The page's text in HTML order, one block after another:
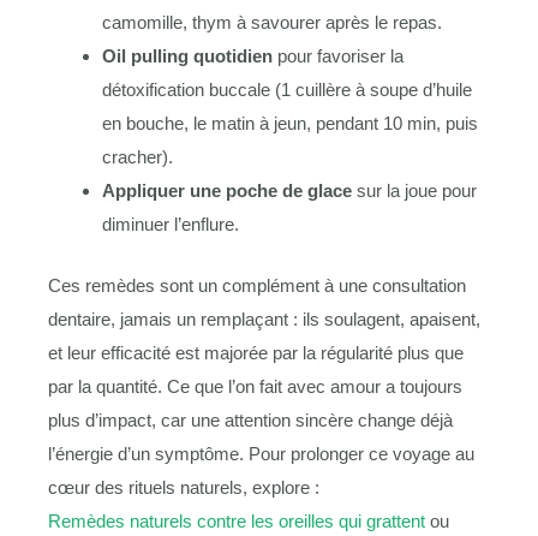
camomille, thym à savourer après le repas.
Oil pulling quotidien pour favoriser la
détoxification buccale (1 cuillère à soupe d’huile
en bouche, le matin à jeun, pendant 10 min, puis
cracher).
Appliquer une poche de glace sur la joue pour
diminuer l’enflure.
Ces remèdes sont un complément à une consultation
dentaire, jamais un remplaçant : ils soulagent, apaisent,
et leur efficacité est majorée par la régularité plus que
par la quantité. Ce que l’on fait avec amour a toujours
plus d’impact, car une attention sincère change déjà
l’énergie d’un symptôme. Pour prolonger ce voyage au
cœur des rituels naturels, explore :
Remèdes naturels contre les oreilles qui grattent ou